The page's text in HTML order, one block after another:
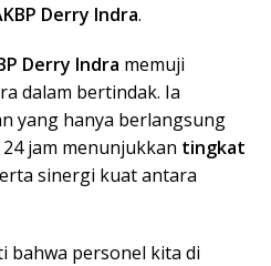
Derry Indra.
Derry Indra memuji
dalam bertindak. Ia
yang hanya berlangsung
jam menunjukkan tingkat
sinergi kuat antara
bahwa personel kita di